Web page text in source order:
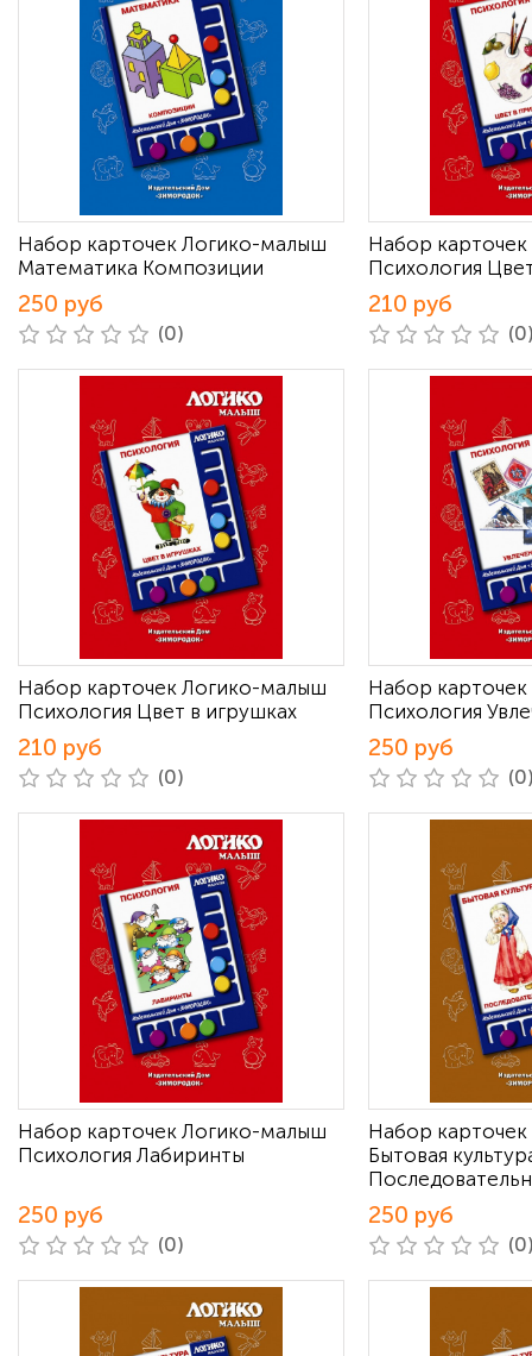
Набор карточек Логико-малыш
Математика Композиции
250 руб
(0)
Набор
Психология
210 руб
Набор карточек Логико-малыш
Психология Цвет в игрушках
210 руб
(0)
Набор
Психология
250 руб
Набор карточек Логико-малыш
Психология Лабиринты
250 руб
(0)
Набор
Бытовая
250 руб